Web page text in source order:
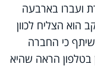
ועברו בארבעה
הוא הצליח לכוון
כי החברה
בטלפון הראה שהיא